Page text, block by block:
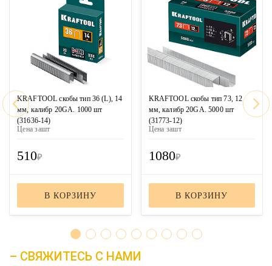
KRAFTOOL скобы тип 36 (L), 14
мм, калибр 20GA. 1000 шт
(31636-14)
Цена зашт
510₽
В КОРЗИНУ
KRAFTOOL скобы тип 73, 12
мм, калибр 20GA. 5000 шт
(31773-12)
Цена зашт
1080₽
В КОРЗИНУ
– СВЯЖИТЕСЬ С НАМИ